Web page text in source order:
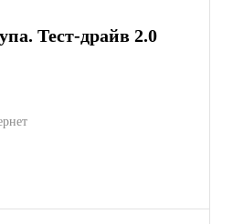
Тест-драйв 2.0